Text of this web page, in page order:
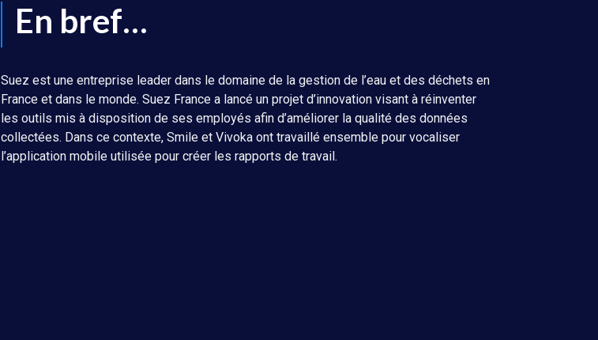
En bref…
Suez est une entreprise leader dans le domaine de la gestion de l’eau et des déchets en
France et dans le monde. Suez France a lancé un projet d’innovation visant à réinventer
les outils mis à disposition de ses employés afin d’améliorer la qualité des données
collectées. Dans ce contexte, Smile et Vivoka ont travaillé ensemble pour vocaliser
l’application mobile utilisée pour créer les rapports de travail.